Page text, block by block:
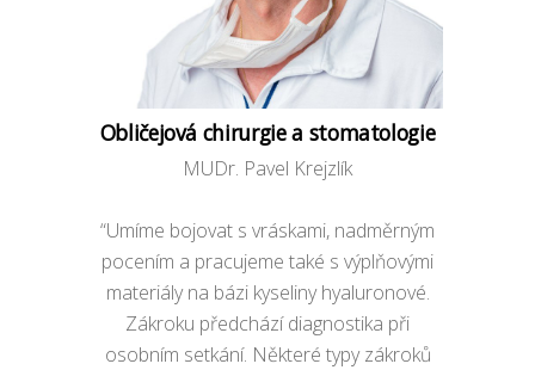
Obličejová chirurgie a stomatologie
MUDr. Pavel Krejzlík
“Umíme bojovat s vráskami, nadměrným
pocením a pracujeme také s výplňovými
materiály na bázi kyseliny hyaluronové.
Zákroku předchází diagnostika při
osobním setkání. Některé typy zákroků